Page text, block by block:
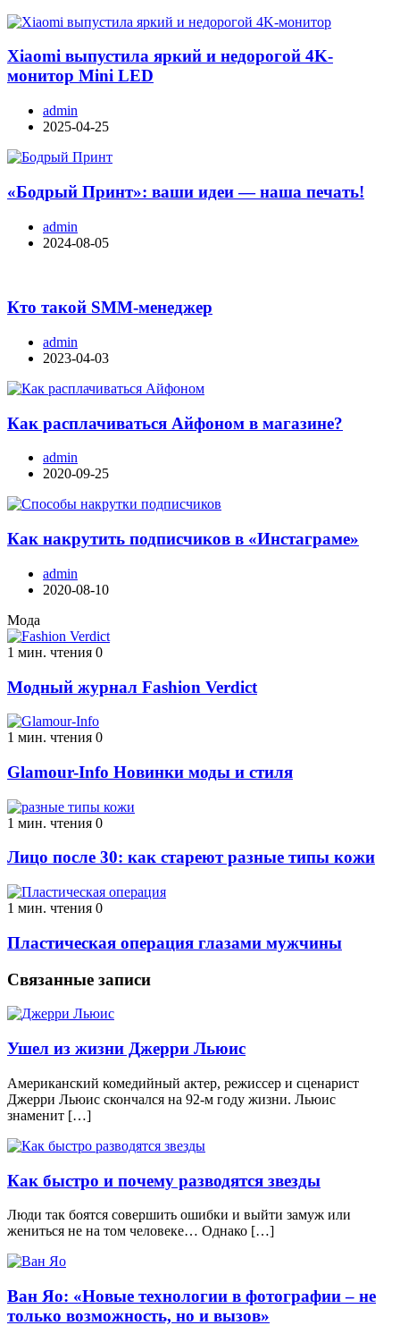
Xiaomi выпустила яркий и недорогой 4K-
монитор Mini LED
admin
2025-04-25
«Бодрый Принт»: ваши идеи — наша печать!
admin
2024-08-05
Кто такой SMM-менеджер
admin
2023-04-03
Как расплачиваться Айфоном в магазине?
admin
2020-09-25
Как накрутить подписчиков в «Инстаграме»
admin
2020-08-10
Мода
1 мин. чтения 0
Модный журнал Fashion Verdict
1 мин. чтения 0
Glamour-Info Новинки моды и стиля
1 мин. чтения 0
Лицо после 30: как стареют разные типы кожи
1 мин. чтения 0
Пластическая операция глазами мужчины
Связанные записи
Ушел из жизни Джерри Льюис
Американский комедийный актер, режиссер и сценарист
Джерри Льюис скончался на 92-м году жизни. Льюис
знаменит […]
Как быстро и почему разводятся звезды
Люди так боятся совершить ошибки и выйти замуж или
жениться не на том человеке… Однако […]
Ван Яо: «Новые технологии в фотографии – не
только возможность, но и вызов»